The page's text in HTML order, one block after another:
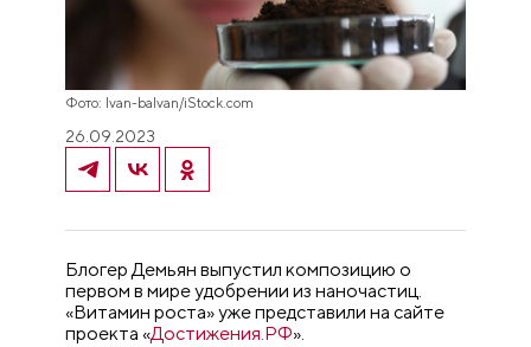
Фото: Ivan-balvan/iStock.com
26.09.2023
Блогер Демьян выпустил композицию о
первом в мире удобрении из наночастиц.
«Витамин роста» уже представили на сайте
проекта «Достижения.РФ».